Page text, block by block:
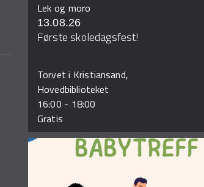
Lek og moro
13.08.26
Første skoledagsfest!
Torvet i Kristiansand,
Hovedbiblioteket
16:00 - 18:00
Gratis